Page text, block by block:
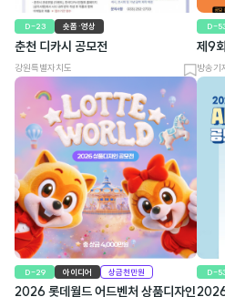
D-23 숏폼·영상
춘천 디카시 공모전
강원특별자치도
북
마
크
D-
제9
방송기
D-29 아이디어 상금천만원
2026 롯데월드 어드벤처 상품디자인
D-